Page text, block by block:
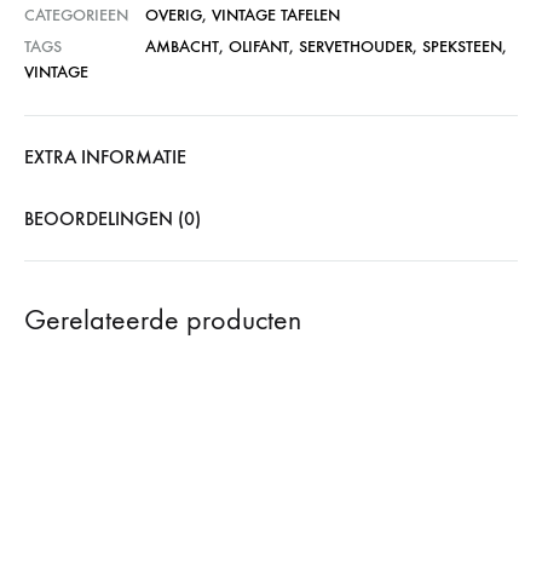
CATEGORIEEN
OVERIG, VINTAGE TAFELEN
TAGS
AMBACHT, OLIFANT, SERVETHOUDER, SPEKSTEEN,
VINTAGE
EXTRA INFORMATIE
BEOORDELINGEN (0)
Gerelateerde producten